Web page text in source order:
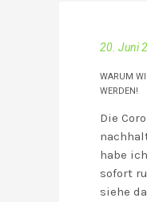
20. Juni
WARUM
WERDEN!
Die
habe
sofort
siehe